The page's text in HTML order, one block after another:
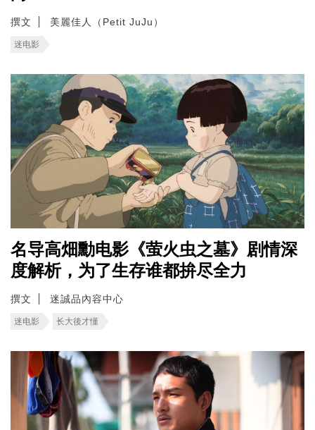
撰文 美麗佳人（Petit JuJu）
迷电影
名导高畑勳电影《萤火虫之墓》剧情深
度解析，为了生存谁都拚尽全力
撰文 迷誠品內容中心
迷电影 长大後才懂